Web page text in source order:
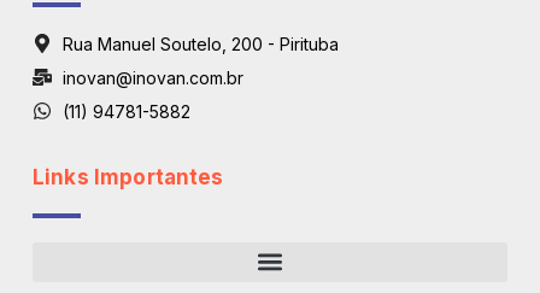
Rua Manuel Soutelo, 200 - Pirituba
inovan@inovan.com.br
(11) 94781-5882
Links Importantes